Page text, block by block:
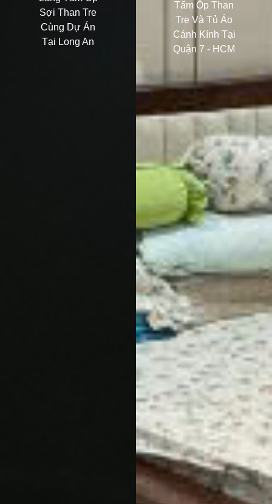
Sợi Than Tre
Cùng Dự Án
Tại Long An
Tấm Ốp Than
Tre Và Tủ Áo
Cánh Kính Tại
Quận 7 - HCM